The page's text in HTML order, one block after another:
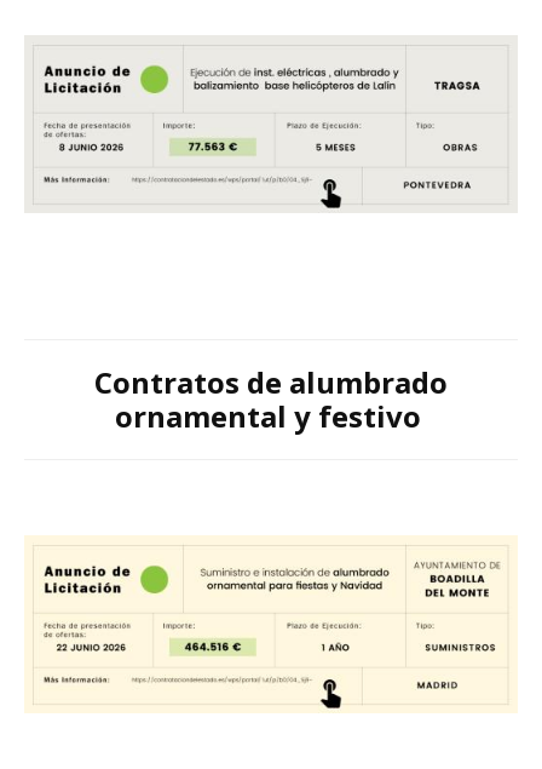
Contratos de alumbrado
ornamental y festivo